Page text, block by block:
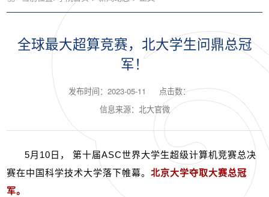
全球最大超算竞赛，北大学生问鼎总冠
军！
发布时间：2023-05-11
点击数：
信息来源：北大官微
5月 10 日， 第十届ASC世界大学生超级计算机竞赛总决
赛在中国科学技术大学落下帷幕。北京大学夺取大赛总冠
军。